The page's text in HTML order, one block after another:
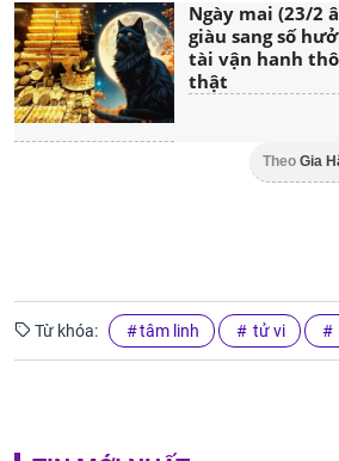
Ngày mai (23/2
giàu sang số
tài vận hanh
thật
Theo Gia
Từ khóa: tâm linh tử vi